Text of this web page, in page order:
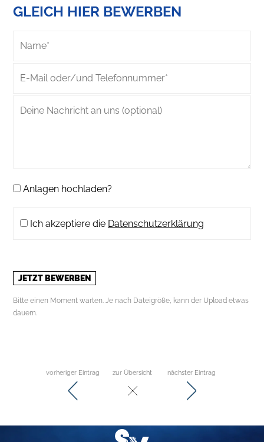
GLEICH HIER BEWERBEN
Anlagen hochladen?
Ich akzeptiere die Datenschutzerklärung
Bitte einen Moment warten. Je nach Dateigröße, kann der Upload etwas
dauern.
vorheriger Eintrag zur Übersicht nächster Eintrag